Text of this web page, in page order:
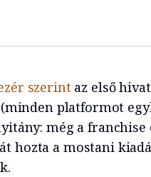
szerintaz első
platformot
még a franchise
hozta a mostani